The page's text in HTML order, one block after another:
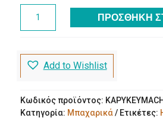
ποσότητα
ΠΡΟΣΘΉΚΗ
Add to Wishlist
Κωδικός προϊόντος:
Κατηγορία: Μπαχαρικά Ετικέτες: